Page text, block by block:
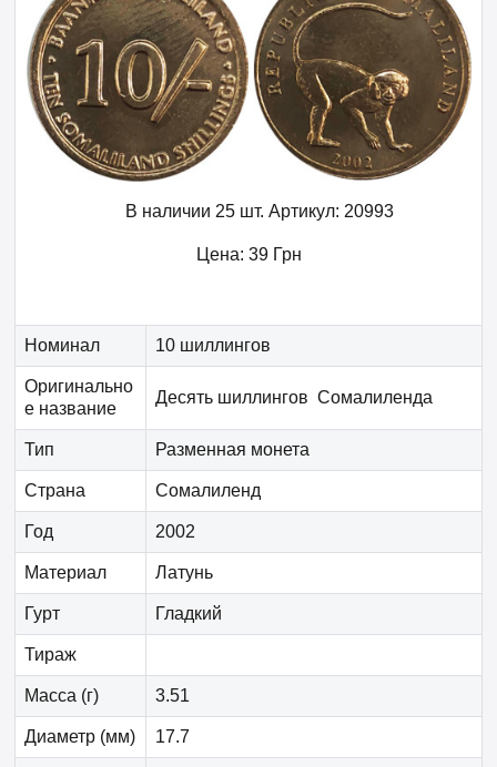
В наличии 25 шт. Артикул: 20993
Цена: 39 Грн
Номинал 10 шиллингов
Оригинально
е название
Десять шиллингов Сомалиленда
Тип Разменная монета
Страна Сомалиленд
Год 2002
Материал Латунь
Гурт Гладкий
Тираж
Масса (г) 3.51
Диаметр (мм) 17.7